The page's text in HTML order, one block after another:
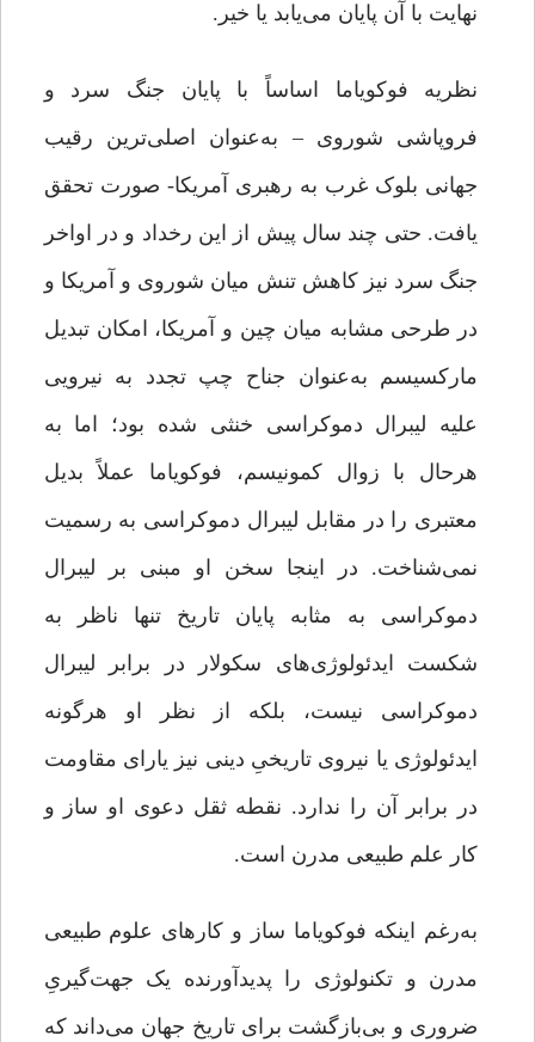
نهایت با آن پایان می‌یابد یا خیر.
نظریه‌ فوکویاما اساساً با پایان جنگ سرد و
فروپاشی شوروی – به‌عنوان اصلی‌ترین رقیب
جهانی بلوک غرب به رهبری آمریکا- صورت تحقق
یافت. حتی چند سال پیش از این رخداد و در اواخر
جنگ سرد نیز کاهش تنش میان شوروی و آمریکا و
در طرحی مشابه میان چین و آمریکا، امکان تبدیل
مارکسیسم به‌عنوان جناح چپ تجدد به نیرویی
علیه لیبرال دموکراسی خنثی شده بود؛ اما به
‌هرحال با زوال کمونیسم، فوکویاما عملاً بدیل
معتبری را در مقابل لیبرال دموکراسی به رسمیت
نمی‌شناخت. در اینجا سخن او مبنی بر لیبرال
دموکراسی به ‌مثابه‌ پایان تاریخ تنها ناظر به
شکست ایدئولوژی‌های سکولار در برابر لیبرال
دموکراسی نیست، بلکه از نظر او هرگونه
ایدئولوژی یا نیروی تاریخیِ دینی نیز یارای مقاومت
در برابر آن را ندارد. نقطه‌ ثقل دعوی او ساز و
کار علم طبیعی مدرن است.
به‌رغم اینکه فوکویاما ساز و کارهای علوم طبیعی
مدرن و تکنولوژی را پدیدآورنده‌ یک جهت‌گیریِ
ضروری و بی‌بازگشت برای تاریخ جهان می‌داند که